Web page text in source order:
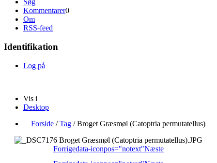
Søg
Kommentarer0
Om
RSS-feed
Identifikation
Log på
Vis i
Desktop
Forside /Tag /Broget Græsmøl (Catoptria permutatellus)
Forrigedata-iconpos="notext"Næste